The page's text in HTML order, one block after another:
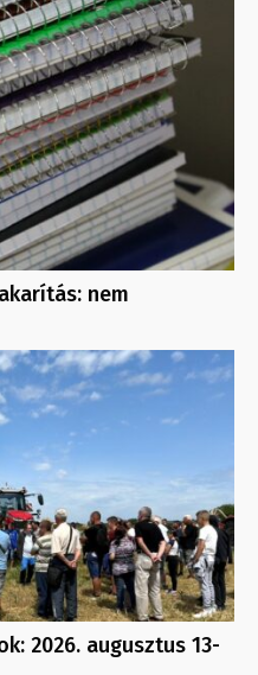
nem
2026. augusztus 13-